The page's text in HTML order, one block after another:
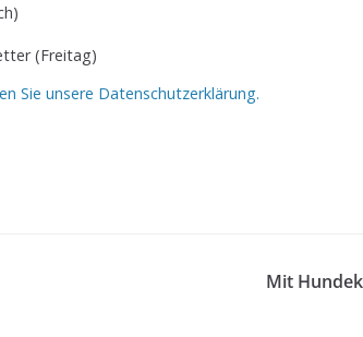
(Freitag)
Sie unsere Datenschutzerklärung.
Mit